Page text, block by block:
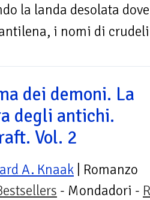
la landa desolata
i nomi di
dei demoni. La
degli antichi.
Vol. 2
A. Knaak | Romanzo
- Mondadori -